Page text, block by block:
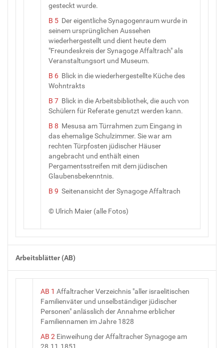
gesteckt wurde.
B 5 Der eigentliche Synagogenraum wurde in
seinem ursprünglichen Aussehen
wiederhergestellt und dient heute dem
"Freundeskreis der Synagoge Affaltrach" als
Veranstaltungsort und Museum.
B 6 Blick in die wiederhergestellte Küche des
Wohntrakts
B 7 Blick in die Arbeitsbibliothek, die auch von
Schülern für Referate genutzt werden kann.
B 8 Mesusa am Türrahmen zum Eingang in
das ehemalige Schulzimmer. Sie war am
rechten Türpfosten jüdischer Häuser
angebracht und enthält einen
Pergamentsstreifen mit dem jüdischen
Glaubensbekenntnis.
B 9 Seitenansicht der Synagoge Affaltrach
© Ulrich Maier (alle Fotos)
Arbeitsblätter (AB)
AB 1 Affaltracher Verzeichnis "aller israelitischen
Familienväter und unselbständiger jüdischer
Personen" anlässlich der Annahme erblicher
Familiennamen im Jahre 1828
AB 2 Einweihung der Affaltracher Synagoge am